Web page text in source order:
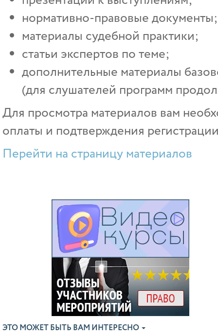
нормативно-правовые документы;
материалы судебной практики;
статьи экспертов по теме;
дополнительные материалы
(для слушателей программ
Для просмотра материалов вам
оплаты и подтверждения
Перейти на страницу материалов
ЭТО МОЖЕТ БЫТЬ ВАМ ИНТЕРЕСНО